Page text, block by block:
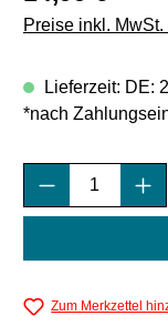
Preise inkl.
Lieferzeit: DE:
*nach
Produkt
Zum Merkzettel